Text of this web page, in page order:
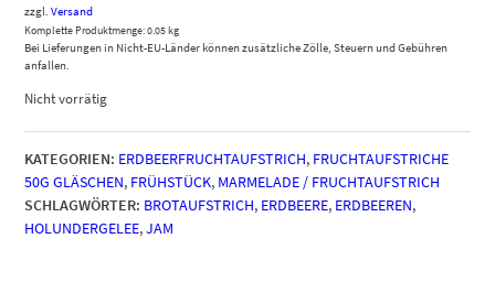
zzgl.Versand
Komplette Produktmenge: 0.05 kg
Bei Lieferungen in Nicht-EU-Länder können zusätzliche Zölle, Steuern und Gebühren
anfallen.
Nicht vorrätig
KATEGORIEN: ERDBEERFRUCHTAUFSTRICH, FRUCHTAUFSTRICHE
50G GLÄSCHEN, FRÜHSTÜCK, MARMELADE / FRUCHTAUFSTRICH
SCHLAGWÖRTER: BROTAUFSTRICH, ERDBEERE, ERDBEEREN,
HOLUNDERGELEE,JAM